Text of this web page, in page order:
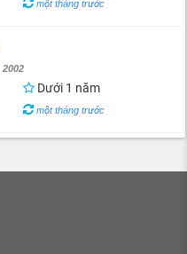
một tháng trước
2002
Dưới 1 năm
một tháng trước